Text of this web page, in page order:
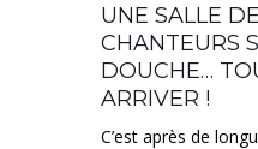
UNE SALLE
CHANTEURS
DOUCHE…
ARRIVER !
C’est après de